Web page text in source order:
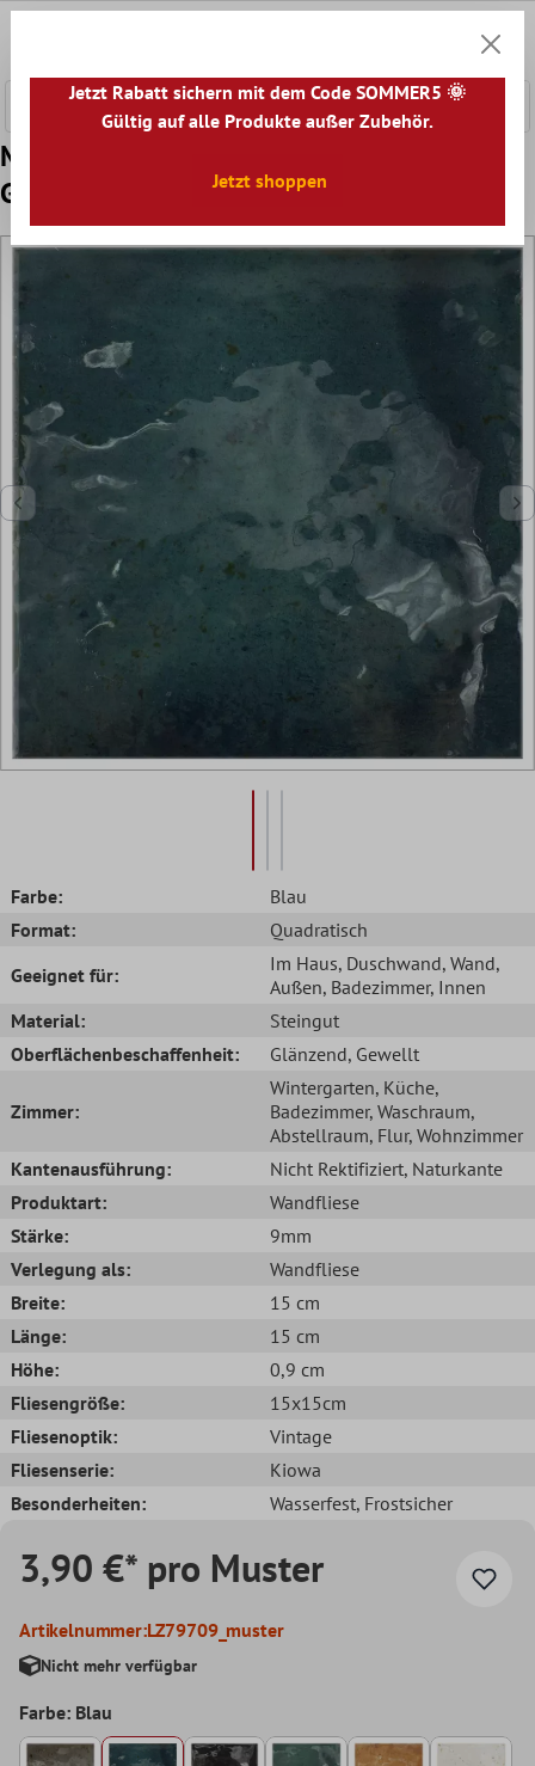
Muster von Wandfliesen Kiowa Glänzend
Gewellt 15x15cm Blau
Farbe:
Blau
Format:
Quadratisch
Geeignet für:
Im Haus, Duschwand, Wand,
Außen, Badezimmer, Innen
Material:
Steingut
Oberflächenbeschaffenheit:
Glänzend, Gewellt
Zimmer:
Wintergarten, Küche,
Badezimmer, Waschraum,
Abstellraum, Flur, Wohnzimmer
Kantenausführung:
Nicht Rektifiziert, Naturkante
Produktart:
Wandfliese
Stärke:
9mm
Verlegung als:
Wandfliese
Breite:
15 cm
Länge:
15 cm
Höhe:
0,9 cm
Fliesengröße:
15x15cm
Fliesenoptik:
Vintage
Fliesenserie:
Kiowa
Besonderheiten:
Wasserfest, Frostsicher
3,90 €* pro Muster
Artikelnummer:LZ79709_muster
Nicht mehr verfügbar
Farbe: Blau
Jetzt Rabatt sichern mit dem Code SOMMER5 🌞
Gültig auf alle Produkte außer Zubehör.
Jetzt shoppen